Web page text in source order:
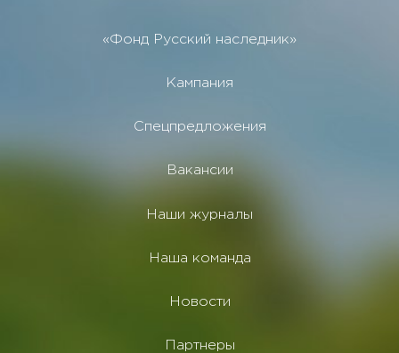
«Фонд Русский наследник»
Кампания
Спецпредложения
Вакансии
Наши журналы
Наша команда
Новости
Партнеры